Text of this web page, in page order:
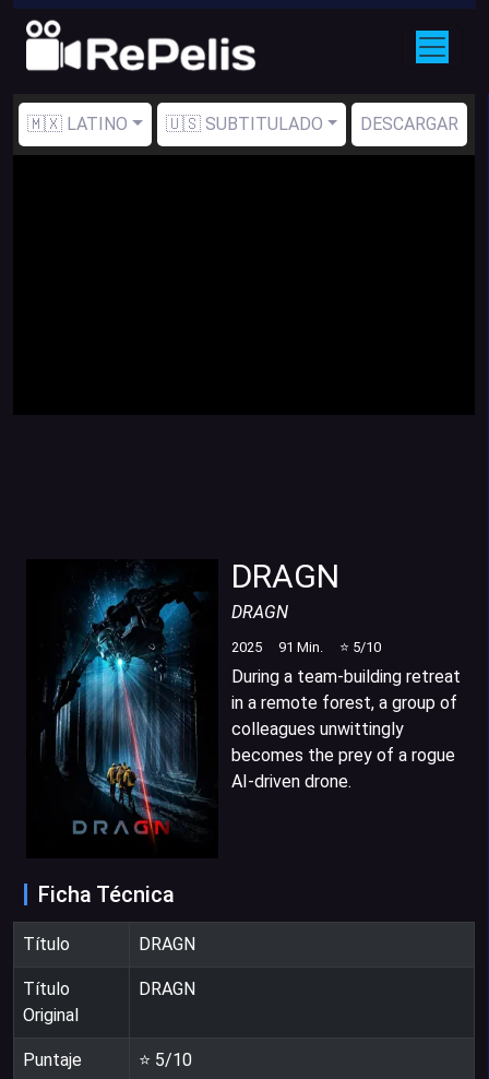
🇲🇽 LATINO 🇺🇸 SUBTITULADO DESCARGAR
DRAGN
DRAGN
2025 91 Min. ⭐ 5/10
During a team-building retreat
in a remote forest, a group of
colleagues unwittingly
becomes the prey of a rogue
AI-driven drone.
Ficha Técnica
Título DRAGN
Título
Original
DRAGN
Puntaje ⭐ 5/10